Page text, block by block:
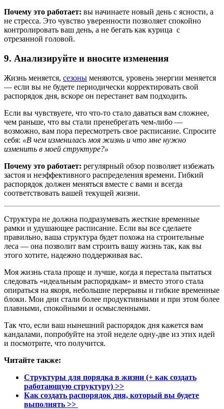
Почему это работает: вы начинаете новый день с ясности, а
не стресса. Это чувство уверенности позволяет спокойно
контролировать ваш день, а не бегать как курица с
отрезанной головой.
9. Анализируйте и вносите изменения
Жизнь меняется, сезоны меняются, уровень энергии меняется
— если вы не будете периодически корректировать свой
распорядок дня, вскоре он перестанет вам подходить.
Если вы чувствуете, что что-то стало даваться вам сложнее,
чем раньше, что вы стали пренебрегать чем-либо —
возможно, вам пора пересмотреть свое расписание. Спросите
себя: «В чем изменилась моя жизнь и что мне нужно
изменить в моей структуре?»
Почему это работает: регулярный обзор позволяет избежать
застоя и неэффективного распределения времени. Гибкий
распорядок должен меняться вместе с вами и всегда
соответствовать вашей текущей жизни.
Структура не должна подразумевать жесткие временные
рамки и удушающее расписание. Если вы все сделаете
правильно, ваша структура будет похожа на строительные
леса — она позволит вам строить вашу жизнь так, как вы
этого хотите, надежно поддерживая вас.
Моя жизнь стала проще и лучше, когда я перестала пытаться
следовать «идеальным распорядкам» и вместо этого стала
опираться на якоря, небольшие перерывы и гибкие временные
блоки. Мои дни стали более продуктивными и при этом более
плавными, спокойными и осмысленными.
Так что, если ваш нынешний распорядок дня кажется вам
кандалами, попробуйте на этой неделе одну-две из этих идей
и посмотрите, что получится.
Читайте также:
Структуры для порядка в жизни (+ как создать
работающую структуру) >>
Как создать распорядок дня, который вы будете
выполнять >>